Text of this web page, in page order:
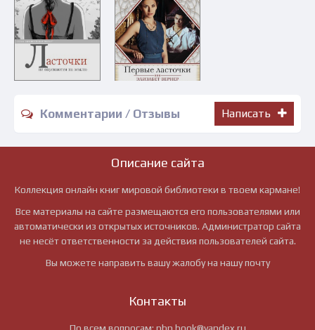
Комментарии / Отзывы Написать
Описание сайта
Коллекция онлайн книг мировой библиотеки в твоем кармане!
Все материалы на сайте размещаются его пользователями или
автоматически из открытых источников. Администратор сайта
не несёт ответственности за действия пользователей сайта.
Вы можете направить вашу жалобу на нашу почту
Контакты